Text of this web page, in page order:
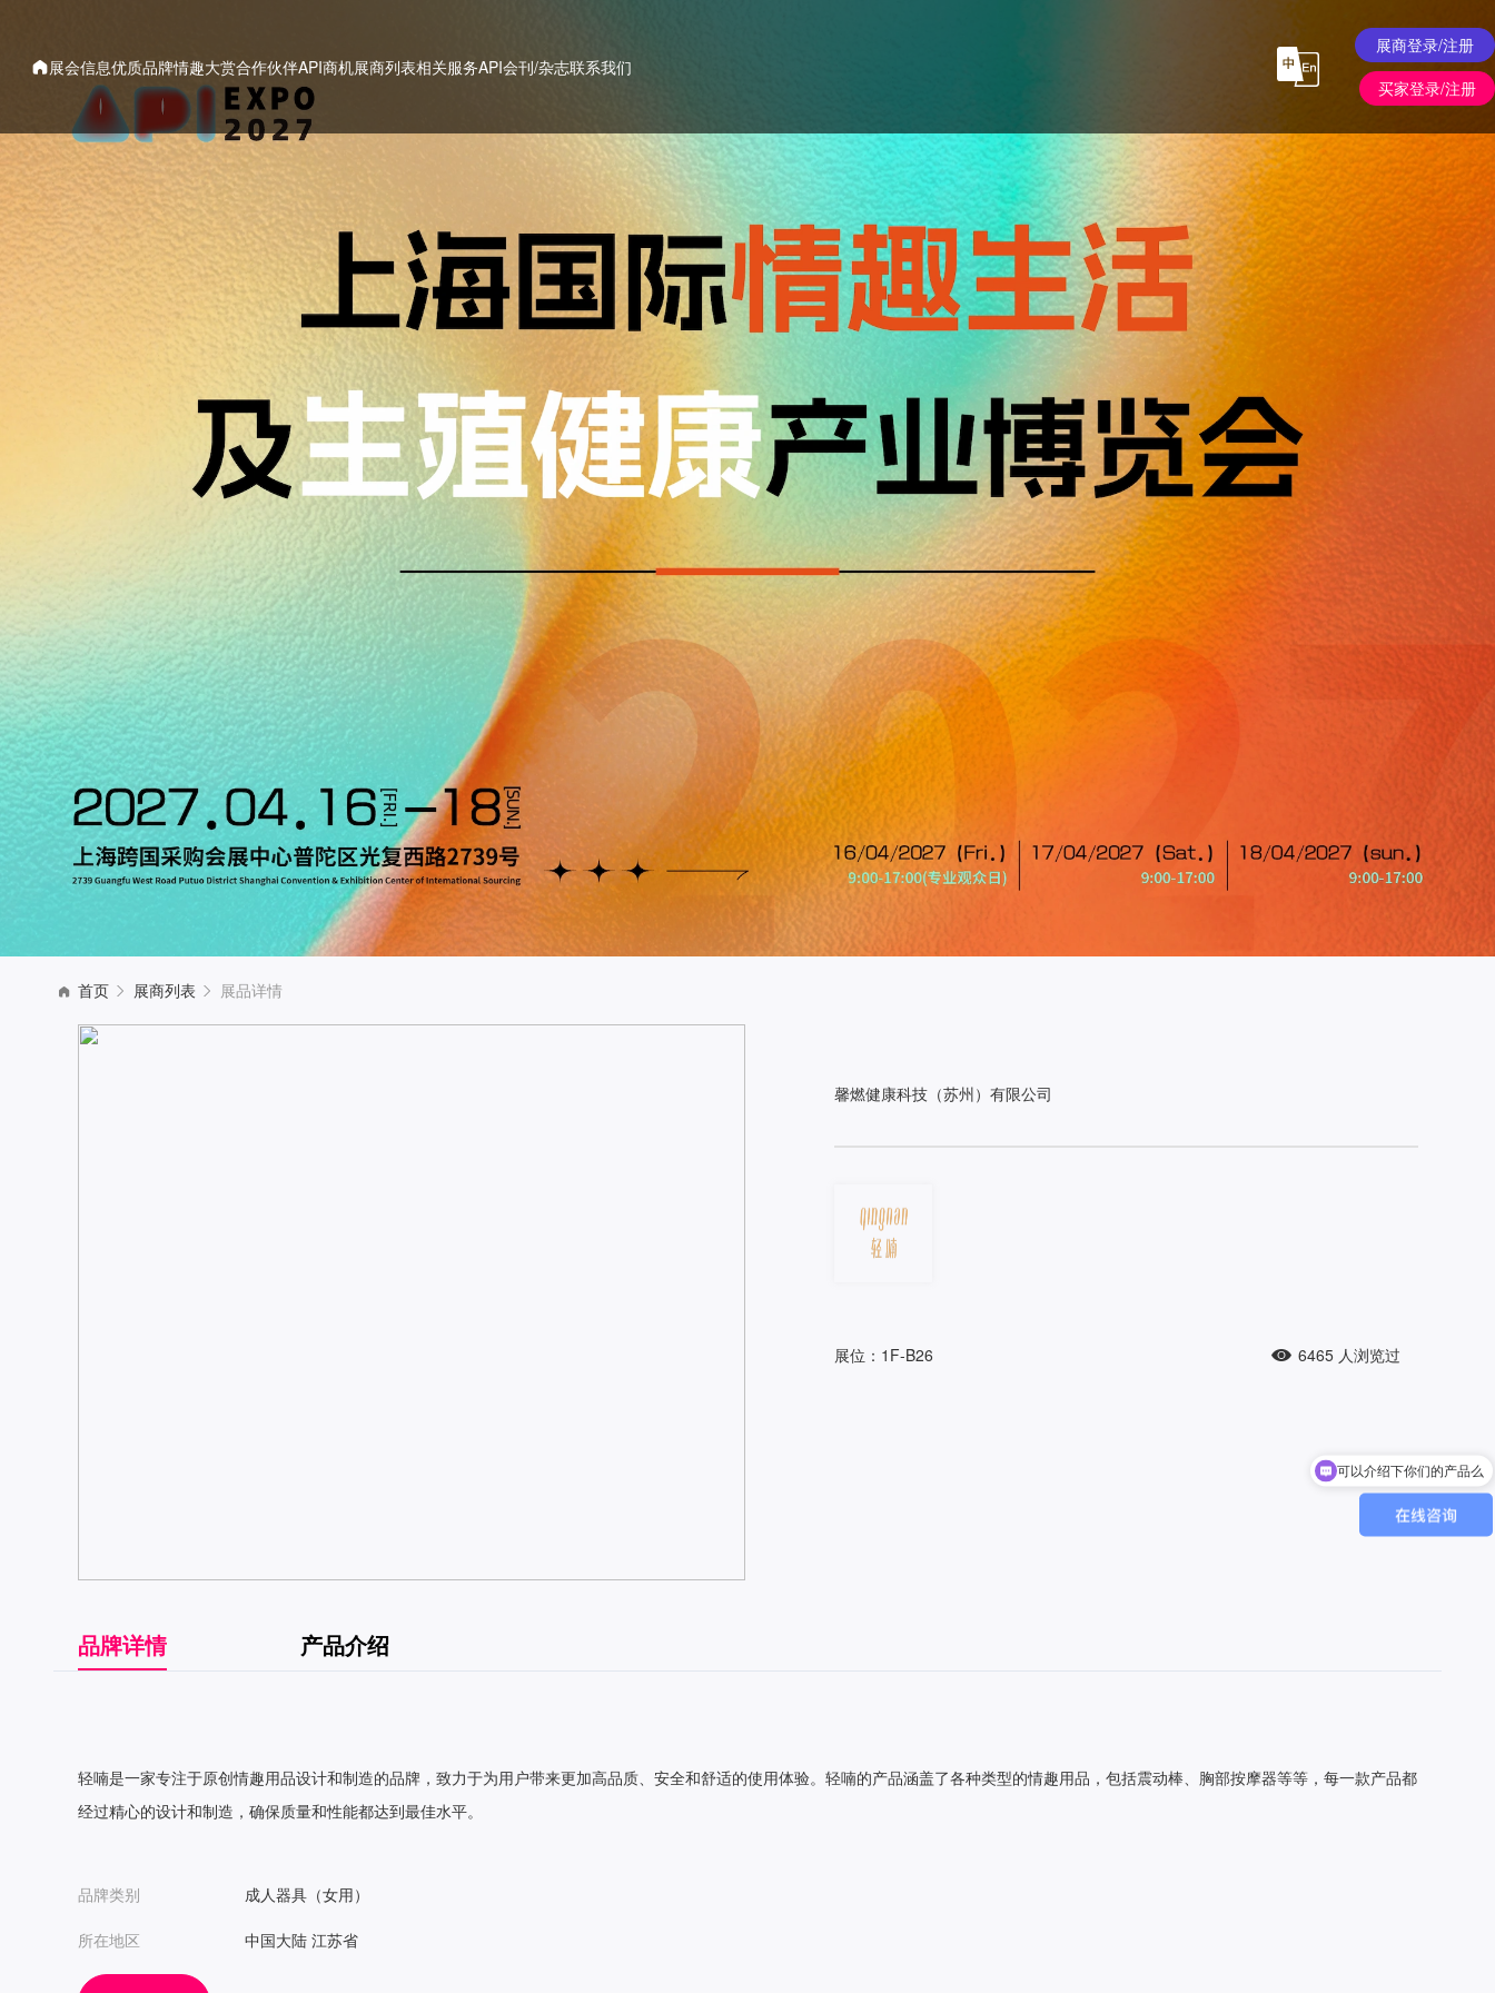
展会信息优质品牌情趣大赏合作伙伴API商机展商列表相关服务API会刊/杂志联系我们
展商登录/注册
买家登录/注册
首页 展商列表 展品详情
馨燃健康科技（苏州）有限公司
展位：1F-B26 6465 人浏览过
品牌详情 产品介绍
轻喃是一家专注于原创情趣用品设计和制造的品牌，致力于为用户带来更加高品质、安全和舒适的使用体验。轻喃的产品涵盖了各种类型的情趣用品，包括震动棒、胸部按摩器等等，每一款产品都
经过精心的设计和制造，确保质量和性能都达到最佳水平。
品牌类别 成人器具（女用）
所在地区 中国大陆 江苏省
你们是怎么收费的呢